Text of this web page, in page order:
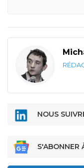
NOUS
S'ABONNER